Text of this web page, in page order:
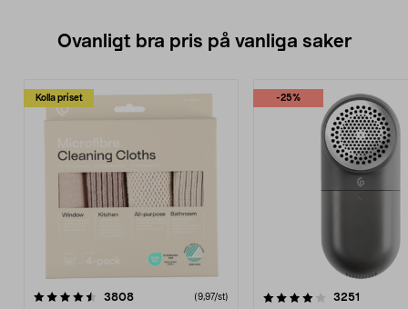
Ovanligt bra pris på vanliga saker
Kolla priset
3808recensioner (9,97/st)
-25%
4.0av 5 stjärnor 3251
4.5av 5 stjärnor